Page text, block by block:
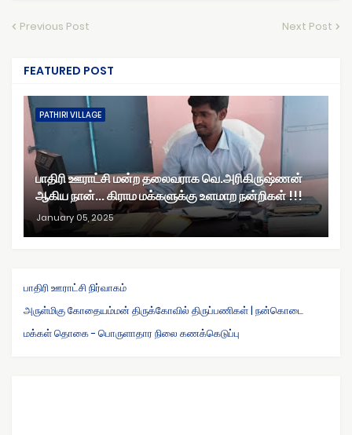
Previous Post Next Post
FEATURED POST
PATHIRI VILLAGE
பாதிரி ஊராட்சி மன்ற தலைவராக வெ.அரிகிருஷ்ணன்
ஆகிய நான்... கிராம மக்களுக்கு உளமாற நன்றிகள் !!!
January 05, 2025
பாதிரி ஊராட்சி நிர்வாகம்
அருள்மிகு கோதையம்மன் திருக்கோவில் திருப்பணிகள் | நன்கொடை
மக்கள் தொகை - பொருளாதார நிலை கணக்கெடுப்பு